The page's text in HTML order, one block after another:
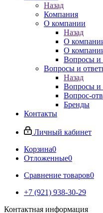
Назад
Компания
О компании
Назад
О
О
Вопросы и
Вопросы и
Назад
Вопросы и
Вопрос-
Бренды
Контакты
Личный кабинет
Корзина0
Отложенные0
Сравнение товаров0
+7 (921) 938-30-29
Контактная информация